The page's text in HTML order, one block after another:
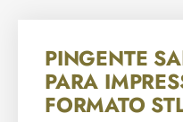
PINGENTE
PARA
FORMATO